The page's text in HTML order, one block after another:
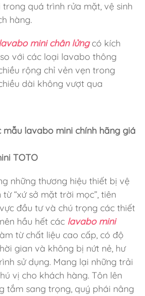
trong quá trình rửa mặt, vệ sinh
hàng.
mini chân lửngcó kích
với các loại lavabo thông
rộng chỉ vẻn vẹn trong
dài không vượt qua
mẫu lavabo mini chính hãng giá
TOTO
những thương hiệu thiết bị vệ
“xứ sở mặt trời mọc”, tiên
đầu tư và chú trọng các thiết
hầu hết các lavabo mini
từ chất liệu cao cấp, có độ
gian và không bị nứt nẻ, hư
sử dụng. Mang lại những trải
vị cho khách hàng. Tôn lên
tắm sang trọng, quý phái nâng